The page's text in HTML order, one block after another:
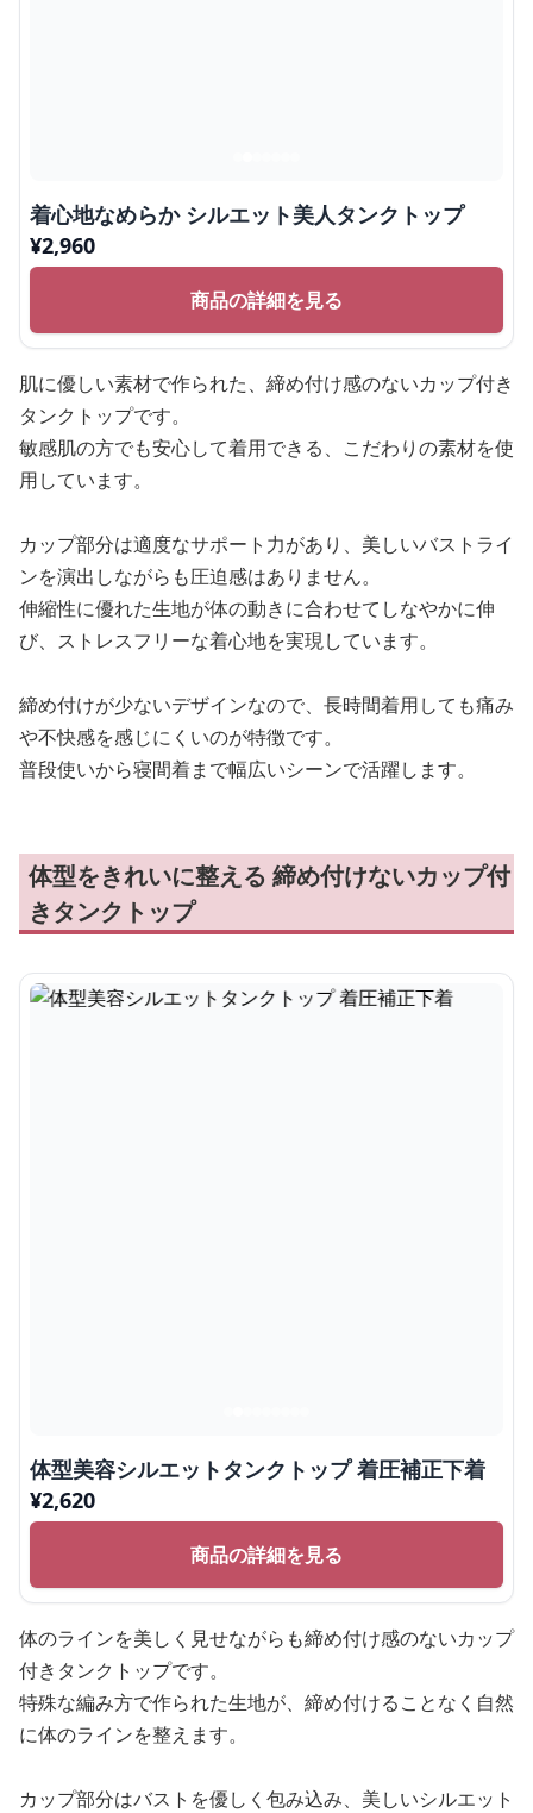
着心地なめらか シルエット美人タンクトップ
¥2,960
商品の詳細を見る
肌に優しい素材で作られた、締め付け感のないカップ付き
タンクトップです。
敏感肌の方でも安心して着用できる、こだわりの素材を使
用しています。
カップ部分は適度なサポート力があり、美しいバストライ
ンを演出しながらも圧迫感はありません。
伸縮性に優れた生地が体の動きに合わせてしなやかに伸
び、ストレスフリーな着心地を実現しています。
締め付けが少ないデザインなので、長時間着用しても痛み
や不快感を感じにくいのが特徴です。
普段使いから寝間着まで幅広いシーンで活躍します。
体型をきれいに整える 締め付けないカップ付
きタンクトップ
体型美容シルエットタンクトップ 着圧補正下着
¥2,620
商品の詳細を見る
体のラインを美しく見せながらも締め付け感のないカップ
付きタンクトップです。
特殊な編み方で作られた生地が、締め付けることなく自然
に体のラインを整えます。
カップ部分はバストを優しく包み込み、美しいシルエット